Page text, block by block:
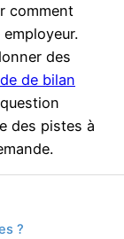
comment
des
de bilan
des pistes à
?